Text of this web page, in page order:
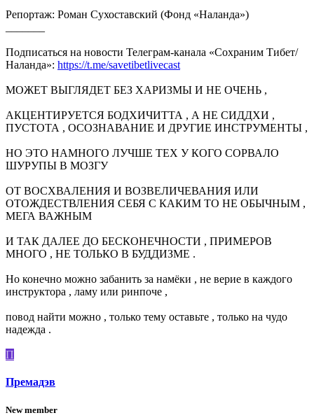
Репортаж: Роман Сухоставский (Фонд «Наланда»)
Подписаться на новости Телеграм-канала «Сохраним Тибет/
Наланда»: https://t.me/savetibetlivecast
МОЖЕТ ВЫГЛЯДЕТ БЕЗ ХАРИЗМЫ И НЕ ОЧЕНЬ ,
АКЦЕНТИРУЕТСЯ БОДХИЧИТТА , А НЕ СИДДХИ ,
ПУСТОТА , ОСОЗНАВАНИЕ И ДРУГИЕ ИНСТРУМЕНТЫ ,
НО ЭТО НАМНОГО ЛУЧШЕ ТЕХ У КОГО СОРВАЛО
ШУРУПЫ В МОЗГУ
ОТ ВОСХВАЛЕНИЯ И ВОЗВЕЛИЧЕВАНИЯ ИЛИ
ОТОЖДЕСТВЛЕНИЯ СЕБЯ С КАКИМ ТО НЕ ОБЫЧНЫМ ,
МЕГА ВАЖНЫМ
И ТАК ДАЛЕЕ ДО БЕСКОНЕЧНОСТИ , ПРИМЕРОВ
МНОГО , НЕ ТОЛЬКО В БУДДИЗМЕ .
Но конечно можно забанить за намёки , не верие в каждого
инструктора , ламу или ринпоче ,
повод найти можно , только тему оставьте , только на чудо
надежда .
П
Премадэв
New member